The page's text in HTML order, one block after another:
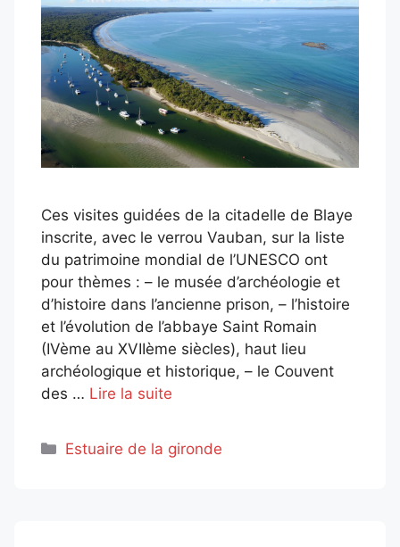
Ces visites guidées de la citadelle de Blaye
inscrite, avec le verrou Vauban, sur la liste
du patrimoine mondial de l’UNESCO ont
pour thèmes : – le musée d’archéologie et
d’histoire dans l’ancienne prison, – l’histoire
et l’évolution de l’abbaye Saint Romain
(IVème au XVIIème siècles), haut lieu
archéologique et historique, – le Couvent
des … Lire la suite
Catégories
Estuaire de la gironde